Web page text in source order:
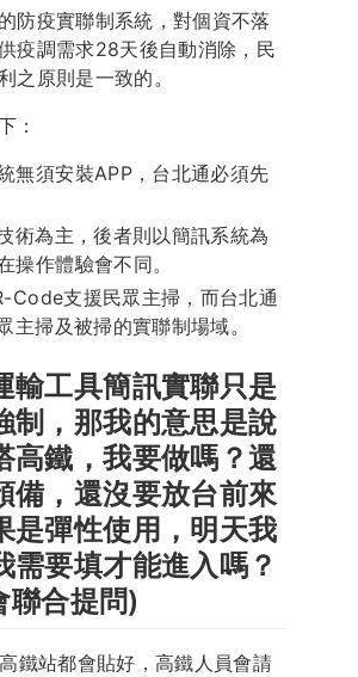
防疫實聯制系統，對個資不落
疫調需求28天後自動消除，民
之原則是一致的。
：
無須安裝APP，台北通必須先
術為主，後者則以簡訊系統為
操作體驗會不同。
Code支援民眾主掃，而台北通
主掃及被掃的實聯制場域。
輸工具簡訊實聯只是
制，那我的意思是說
高鐵，我要做嗎？還
備，還沒要放台前來
是彈性使用，明天我
需要填才能進入嗎？
合提問)
鐵站都會貼好，高鐵人員會請